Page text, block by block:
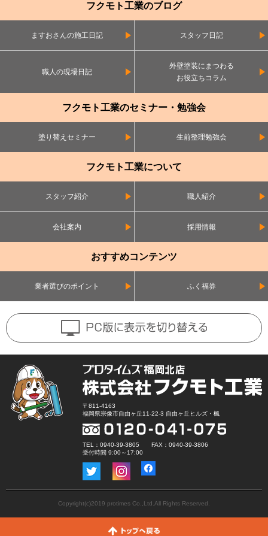
フクモト工業のブログ
ますおさんの施工日記 スタッフ日記
職人の現場日記
外壁塗装にまつわる
お役立ちコラム
フクモト工業のセミナー・勉強会
塗り替えセミナー 生前整理勉強会
フクモト工業について
スタッフ紹介 職人紹介
会社案内 採用情報
おすすめコンテンツ
業者選びのポイント ふく福券
〒811-4163
福岡県宗像市自由ヶ丘11-22-3 自由ヶ丘ヒルズ・楓
TEL：0940-39-3805 FAX：0940-39-3806
受付時間 9:00～17:00
Copyright(c)2019 protimes Co.,Ltd.All Rights Reserved.